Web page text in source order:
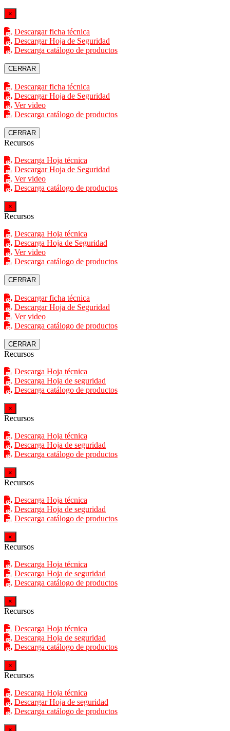
×
Descargar ficha técnica
Descargar Hoja de Seguridad
Descarga catálogo de productos
CERRAR
Descargar ficha técnica
Descargar Hoja de Seguridad
Ver video
Descarga catálogo de productos
CERRAR
Recursos
Descarga Hoja técnica
Descargar Hoja de Seguridad
Ver video
Descarga catálogo de productos
×
Recursos
Descarga Hoja técnica
Descarga Hoja de Seguridad
Ver video
Descarga catálogo de productos
CERRAR
Descargar ficha técnica
Descargar Hoja de Seguridad
Ver video
Descarga catálogo de productos
CERRAR
Recursos
Descarga Hoja técnica
Descarga Hoja de seguridad
Descarga catálogo de productos
×
Recursos
Descarga Hoja técnica
Descarga Hoja de seguridad
Descarga catálogo de productos
×
Recursos
Descarga Hoja técnica
Descarga Hoja de seguridad
Descarga catálogo de productos
×
Recursos
Descarga Hoja técnica
Descarga Hoja de seguridad
Descarga catálogo de productos
×
Recursos
Descarga Hoja técnica
Descarga Hoja de seguridad
Descarga catálogo de productos
×
Recursos
Descarga Hoja técnica
Descargar Hoja de seguridad
Descarga catálogo de productos